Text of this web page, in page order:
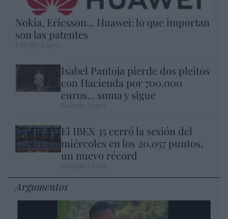
Nokia, Ericsson... Huawei: lo que importan
son las patentes
Isabel Pantoja pierde dos pleitos
con Hacienda por 700.000
euros... suma y sigue
El IBEX 35 cerró la sesión del
miércoles en los 20.057 puntos,
un nuevo récord
Argumentos